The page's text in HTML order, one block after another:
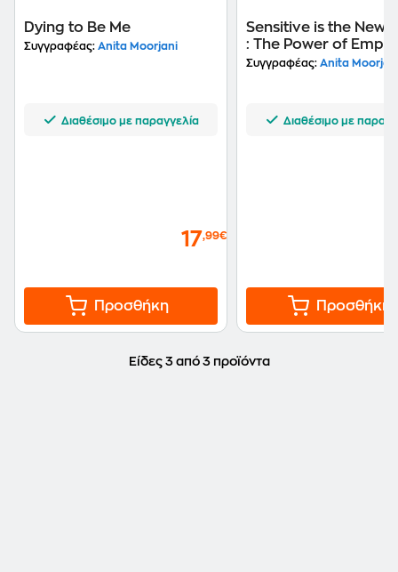
Dying to Be Me
Συγγραφέας: Anita Moorjani
Διαθέσιμο με παραγγελία
17,99€
Προσθήκη
Sensitive is the New
: The Power of
an Increasingly
Συγγραφέας: Anita
Διαθέσιμο με
Προσθήκη
Είδες 3 από 3 προϊόντα